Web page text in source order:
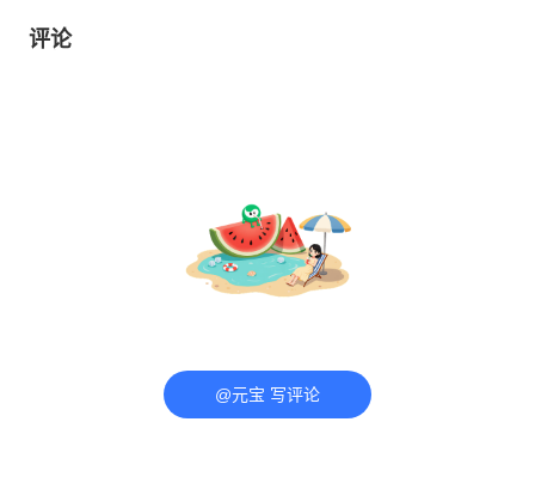
评论
@元宝 写评论